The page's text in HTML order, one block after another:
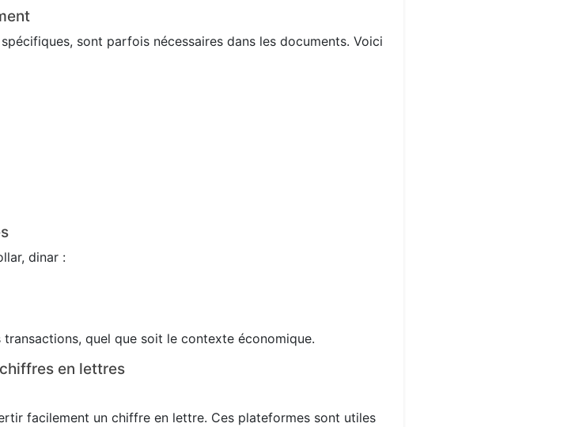
sont parfois nécessaires dans les documents. Voici
dinar :
quel que soit le contexte économique.
en lettres
facilement un chiffre en lettre. Ces plateformes sont utiles